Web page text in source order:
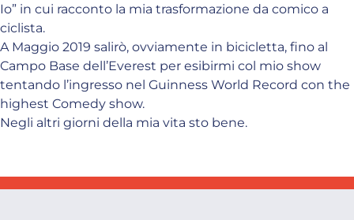
Io” in cui racconto la mia trasformazione da comico a
ciclista.
A Maggio 2019 salirò, ovviamente in bicicletta, fino al
Campo Base dell’Everest per esibirmi col mio show
tentando l’ingresso nel Guinness World Record con the
highest Comedy show.
Negli altri giorni della mia vita sto bene.